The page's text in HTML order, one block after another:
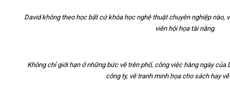
David không theo học bất cứ khóa học nghệ thuật chuyên nghiệp nào,
viên hội họa tài năng.
Không chỉ giới hạn ở những bức vẽ trên phố, công việc hàng ngày
công ty, vẽ tranh minh họa cho sách hay